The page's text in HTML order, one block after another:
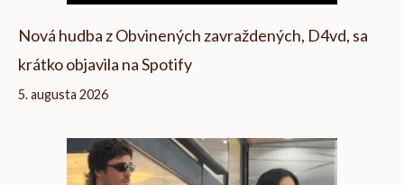
Nová hudba z Obvinených zavraždených, D4vd, sa
krátko objavila na Spotify
5. augusta 2026